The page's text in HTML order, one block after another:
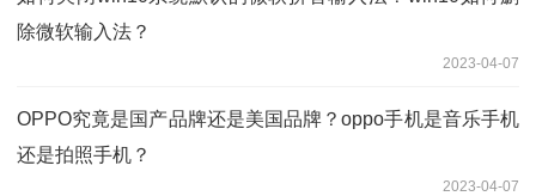
除微软输入法？
2023-04-07
OPPO究竟是国产品牌还是美国品牌？oppo手机是音乐手机
还是拍照手机？
2023-04-07